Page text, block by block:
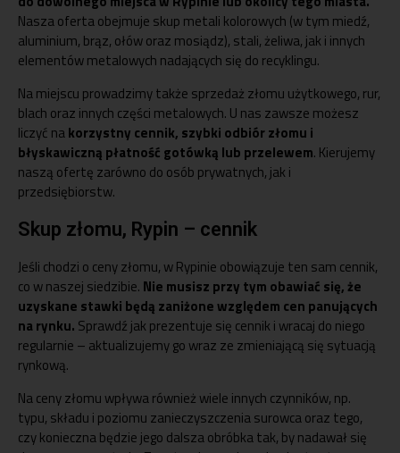
Nasza oferta obejmuje skup metali kolorowych (w tym miedź,
aluminium, brąz, ołów oraz mosiądz), stali, żeliwa, jak i innych
elementów metalowych nadających się do recyklingu.
Na miejscu prowadzimy także sprzedaż złomu użytkowego, rur,
blach oraz innych części metalowych. U nas zawsze możesz
liczyć nakorzystny cennik, szybki odbiór złomu i
błyskawiczną płatność gotówką lub przelewem. Kierujemy
naszą ofertę zarówno do osób prywatnych, jak i
przedsiębiorstw.
Skup złomu, Rypin – cennik
Jeśli chodzi o ceny złomu, w Rypinie obowiązuje ten sam cennik,
co w naszej siedzibie. Nie musisz przy tym obawiać się, że
uzyskane stawki będą zaniżone względem cen panujących
na rynku. Sprawdź jak prezentuje się cennik i wracaj do niego
regularnie – aktualizujemy go wraz ze zmieniającą się sytuacją
rynkową.
Na ceny złomu wpływa również wiele innych czynników, np.
typu, składu i poziomu zanieczyszczenia surowca oraz tego,
czy konieczna będzie jego dalsza obróbka tak, by nadawał się